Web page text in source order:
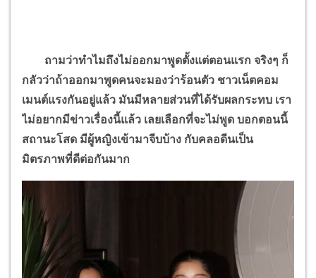
ถามว่าทำไมถึงไม่ออกมาพูดตั้งแต่ตอนแรก จริงๆ ก็
กลัวว่าถ้าออกมาพูดคนจะมองว่าร้อนตัว ชาวเน็ตคอม
เมนต์แรงกันอยู่แล้ว มันมีหลายส่วนที่ได้รับผลกระทบ เรา
ไม่อยากมีข่าวเรื่องนี้แล้ว เลยเลือกที่จะไม่พูด บอกตอนนี้
สถานะโสด มีผู้หญิงเข้ามาจีบบ้าง กับคลอดีนเป็น
มิตรภาพที่ดีต่อกันมาก